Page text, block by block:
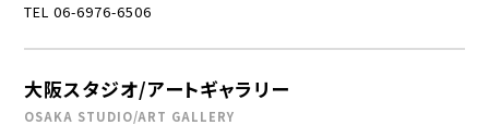
TEL 06-6976-6506
大阪スタジオ/アートギャラリー
OSAKA STUDIO/ART GALLERY